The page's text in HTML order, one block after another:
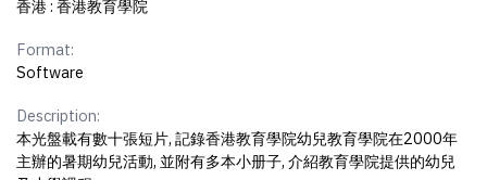
香港 : 香港教育學院
Format:
Software
Description:
本光盤載有數十張短片, 記錄香港教育學院幼兒教育學院在2000年
主辦的暑期幼兒活動, 並附有多本小册子, 介紹教育學院提供的幼兒